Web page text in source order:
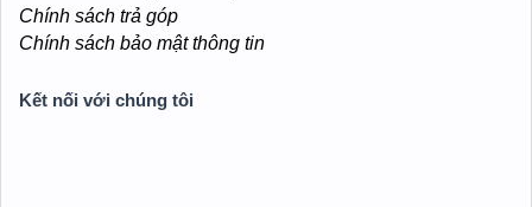
Chính sách trả góp
Chính sách bảo mật thông tin
Kết nối với chúng tôi